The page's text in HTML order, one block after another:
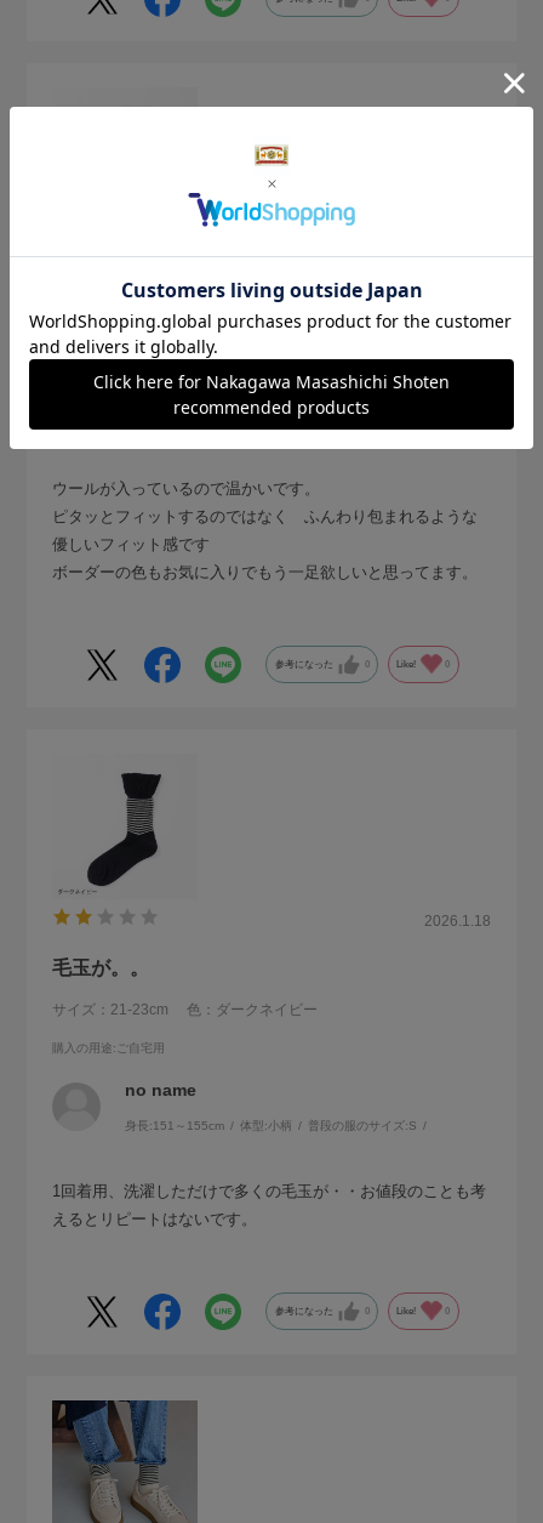
2026.5.27
優しさに包まれて
サイズ：21-23cm 色：杢ベージュ
うさねこ
ウールが入っているので温かいです。
ピタッとフィットするのではなく ふんわり包まれるような
優しいフィット感です
ボーダーの色もお気に入りでもう一足欲しいと思ってます。
参考になった 0 Like! 0
2026.1.18
毛玉が。。
サイズ：21-23cm 色：ダークネイビー
購入の用途:ご自宅用
no name
身長:151～155cm 体型:小柄 普段の服のサイズ:S
1回着用、洗濯しただけで多くの毛玉が・・お値段のことも考
えるとリピートはないです。
参考になった 0 Like! 0